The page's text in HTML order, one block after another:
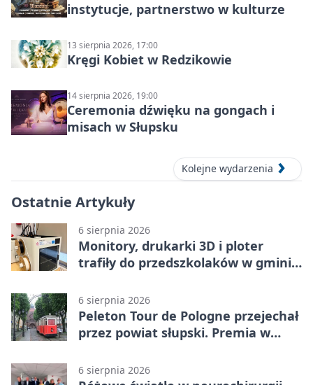
instytucje, partnerstwo w kulturze
13 sierpnia 2026, 17:00
Kręgi Kobiet w Redzikowie
14 sierpnia 2026, 19:00
Ceremonia dźwięku na gongach i
misach w Słupsku
Kolejne wydarzenia
Ostatnie Artykuły
6 sierpnia 2026
Monitory, drukarki 3D i ploter
trafiły do przedszkolaków w gminie
6 sierpnia 2026
Peleton Tour de Pologne przejechał
przez powiat słupski. Premia w
6 sierpnia 2026